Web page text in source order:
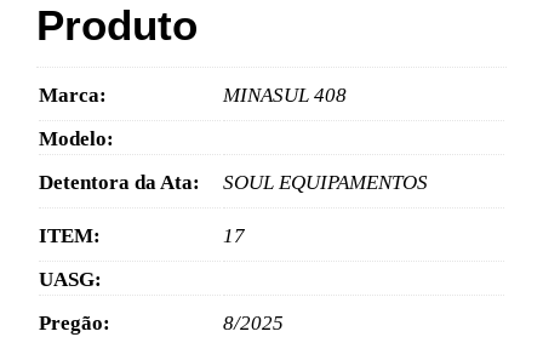
Produto
Marca:
MINASUL 408
Modelo:
Detentora da Ata:
SOUL EQUIPAMENTOS
ITEM:
17
UASG:
Pregão:
8/2025